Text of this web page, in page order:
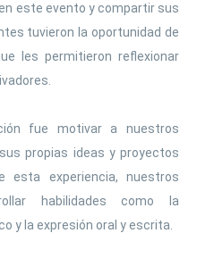
este evento y compartir sus
tuvieron la oportunidad de
les permitieron reflexionar
fue motivar a nuestros
propias ideas y proyectos
esta experiencia, nuestros
habilidades como la
y la expresión oral y escrita.